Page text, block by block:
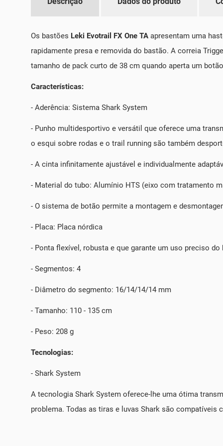
Os bastões Leki Evotrail FX One TA apresentam uma
rapidamente presa e removida do bastão. A correia
tamanho de pack curto de 38 cm quando aperta um
Características:
- Aderência: Sistema Shark System
- Punho multidesportivo e versátil que oferece uma
o esqui sobre rodas e o trail running são também
- A cinta infinitamente ajustável e individualmente
- Material do tubo: Alumínio HTS (eixo com tratamento
- O sistema de botão permite a montagem e
- Placa: Placa nórdica
- Ponta flexível, robusta e que garante um uso preciso
- Segmentos: 4
- Diâmetro do segmento: 16/14/14/14 mm
- Tamanho: 110 - 135 cm
- Peso: 208 g
Tecnologias:
- Shark System
A tecnologia Shark System oferece-lhe uma ótima
problema. Todas as tiras e luvas Shark são compatíveis